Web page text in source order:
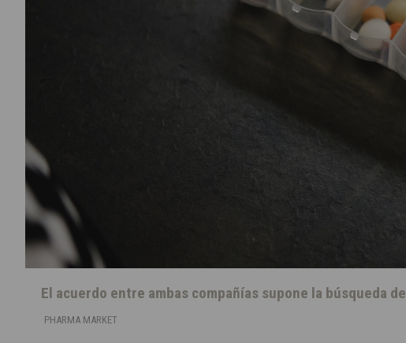
El acuerdo entre ambas compañías supone la búsqueda
PHARMA MARKET